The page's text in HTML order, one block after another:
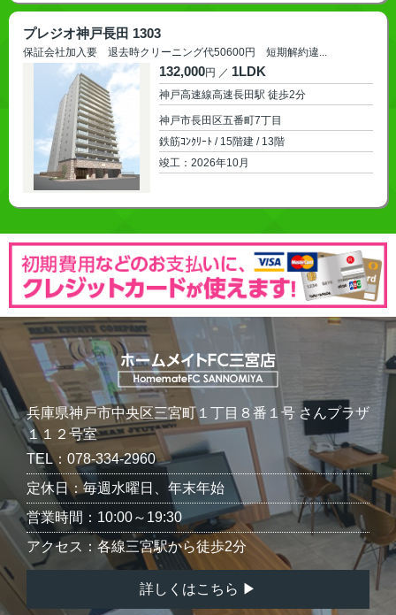
プレジオ神戸長田 1303
保証会社加入要 退去時クリーニング代50600円 短期解約違...
132,000円 ／ 1LDK
神戸高速線高速長田駅 徒歩2分
神戸市長田区五番町7丁目
鉄筋ｺﾝｸﾘｰﾄ / 15階建 / 13階
2026年10月
兵庫県神戸市中央区三宮町１丁目８番１号 さんプラザ
１１２号室
TEL：078-334-2960
定休日：毎週水曜日、年末年始
営業時間：10:00～19:30
アクセス：各線三宮駅から徒歩2分
詳しくはこちら ▶